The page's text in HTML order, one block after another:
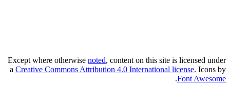
Except where otherwise noted, content on this site is licensed under
a Creative Commons Attribution 4.0 International license. Icons by
Font Awesome
.